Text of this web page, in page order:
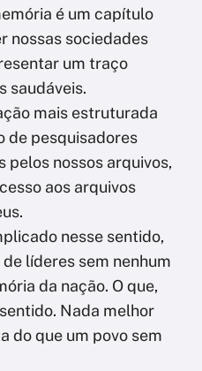
é um capítulo
nossas sociedades
um traço
saudáveis.
mais estruturada
de pesquisadores
pelos nossos arquivos,
aos arquivos
nesse sentido,
líderes sem nenhum
da nação. O que,
Nada melhor
do que um povo sem